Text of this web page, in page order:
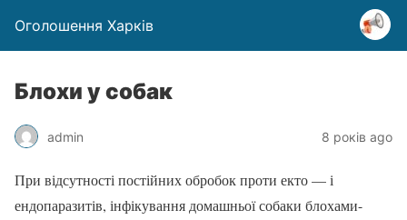
Оголошення Харків
Блохи у собак
admin 8 років ago
При відсутності постійних обробок проти екто — і
ендопаразитів, інфікування домашньої собаки блохами-